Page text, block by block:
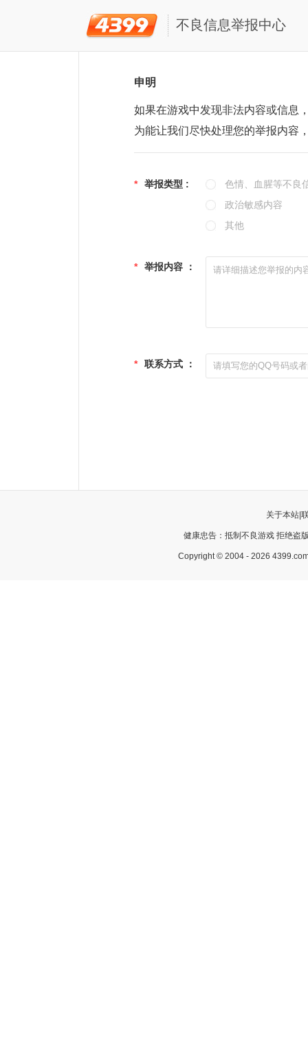
不良信息举报中心
申明
如果在游戏中发现非法内容或信息
为能让我们尽快处理您的举报内容
* 举报类型 :
色情、血腥等不良
政治敏感内容
其他
* 举报内容 ：
* 联系方式 ：
关于本站|
健康忠告：抵制不良游戏 拒绝盗
Copyright © 2004 - 2026